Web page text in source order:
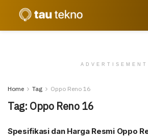
ADVERTISEMENT
Home Tag Oppo Reno 16
Tag: Oppo Reno 16
Spesifikasi dan Harga Resmi Oppo